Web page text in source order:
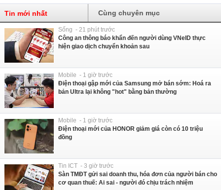
Tin mới nhất Cùng chuyên mục
Sống - 21 phút trước
Công an thông báo khẩn đến người dùng VNeID thực
hiện giao dịch chuyển khoản sau
Mobile - 1 giờ trước
Điện thoại gập mới của Samsung mở bán sớm: Hoá ra
bản Ultra lại không "hot" bằng bản thường
Mobile - 1 giờ trước
Điện thoại mới của HONOR giảm giá còn có 10 triệu
đồng
Tin ICT - 3 giờ trước
Sàn TMĐT gửi sai doanh thu, hóa đơn của người bán cho
cơ quan thuế: Ai sai - người đó chịu trách nhiệm